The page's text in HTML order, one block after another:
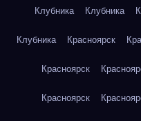
Клубника Клубника
Клубника Красноярск
Красноярск
Красноярск